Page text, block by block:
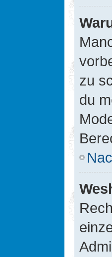
zu
du